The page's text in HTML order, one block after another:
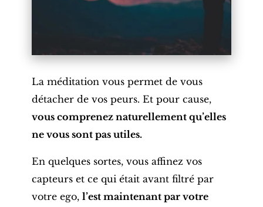
La méditation vous permet de vous
détacher de vos peurs. Et pour cause,
vous comprenez naturellement qu’elles
ne vous sont pas utiles.
En quelques sortes, vous affinez vos
capteurs et ce qui était avant filtré par
votre ego, l’est maintenant par votre